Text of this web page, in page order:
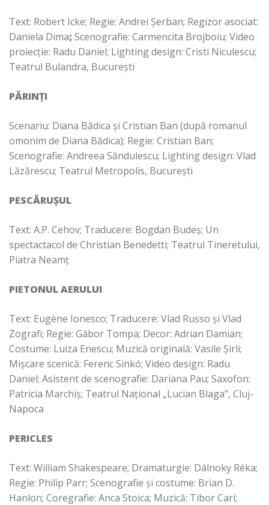
Text: Robert Icke; Regie: Andrei Şerban; Regizor asociat:
Daniela Dima; Scenografie: Carmencita Brojboiu; Video
proiecție: Radu Daniel; Lighting design: Cristi Niculescu;
Teatrul Bulandra, București
PĂRINȚI
Scenariu: Diana Bădica și Cristian Ban (după romanul
omonim de Diana Bădica); Regie: Cristian Ban;
Scenografie: Andreea Săndulescu; Lighting design: Vlad
Lăzărescu; Teatrul Metropolis, București
PESCĂRUȘUL
Text: A.P. Cehov; Traducere: Bogdan Budeș; Un
spectactacol de Christian Benedetti; Teatrul Tineretului,
Piatra Neamț
PIETONUL AERULUI
Text: Eugène Ionesco; Traducere: Vlad Russo și Vlad
Zografi; Regie: Gábor Tompa; Decor: Adrian Damian;
Costume: Luiza Enescu; Muzică originală: Vasile Șirli;
Mişcare scenică: Ferenc Sinkó; Video design: Radu
Daniel; Asistent de scenografie: Dariana Pau; Saxofon:
Patricia Marchiș; Teatrul Național „Lucian Blaga”, Cluj-
Napoca
PERICLES
Text: William Shakespeare; Dramaturgie: Dálnoky Réka;
Regie: Philip Parr; Scenografie și costume: Brian D.
Hanlon; Coregrafie: Anca Stoica; Muzică: Tibor Carí;